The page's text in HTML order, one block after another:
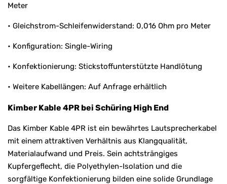
Meter
• Gleichstrom-Schleifenwiderstand: 0,016 Ohm pro Meter
• Konfiguration: Single-Wiring
• Konfektionierung: Stickstoffunterstützte Handlötung
• Weitere Kabellängen: Auf Anfrage erhältlich
Kimber Kable 4PR bei Schüring High End
Das Kimber Kable 4PR ist ein bewährtes Lautsprecherkabel
mit einem attraktiven Verhältnis aus Klangqualität,
Materialaufwand und Preis. Sein achtsträngiges
Kupfergeflecht, die Polyethylen-Isolation und die
sorgfältige Konfektionierung bilden eine solide Grundlage